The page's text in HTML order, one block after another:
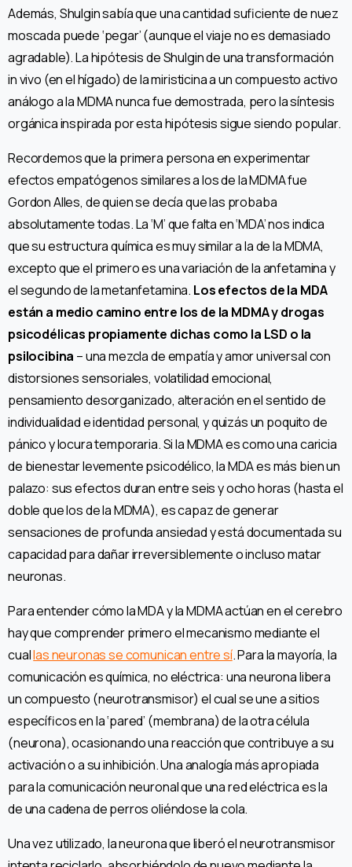
Además, Shulgin sabía que una cantidad suficiente de nuez
moscada puede ‘pegar’ (aunque el viaje no es demasiado
agradable). La hipótesis de Shulgin de una transformación
in vivo (en el hígado) de la miristicina a un compuesto activo
análogo a la MDMA nunca fue demostrada, pero la síntesis
orgánica inspirada por esta hipótesis sigue siendo popular.
Recordemos que la primera persona en experimentar
efectos empatógenos similares a los de la MDMA fue
Gordon Alles, de quien se decía que las probaba
absolutamente todas. La ‘M’ que falta en ‘MDA’ nos indica
que su estructura química es muy similar a la de la MDMA,
excepto que el primero es una variación de la anfetamina y
el segundo de la metanfetamina. Los efectos de la MDA
están a medio camino entre los de la MDMA y drogas
psicodélicas propiamente dichas como la LSD o la
psilocibina – una mezcla de empatía y amor universal con
distorsiones sensoriales, volatilidad emocional,
pensamiento desorganizado, alteración en el sentido de
individualidad e identidad personal, y quizás un poquito de
pánico y locura temporaria. Si la MDMA es como una caricia
de bienestar levemente psicodélico, la MDA es más bien un
palazo: sus efectos duran entre seis y ocho horas (hasta el
doble que los de la MDMA), es capaz de generar
sensaciones de profunda ansiedad y está documentada su
capacidad para dañar irreversiblemente o incluso matar
neuronas.
Para entender cómo la MDA y la MDMA actúan en el cerebro
hay que comprender primero el mecanismo mediante el
cuallas neuronas se comunican entre sí. Para la mayoría, la
comunicación es química, no eléctrica: una neurona libera
un compuesto (neurotransmisor) el cual se une a sitios
específicos en la ‘pared’ (membrana) de la otra célula
(neurona), ocasionando una reacción que contribuye a su
activación o a su inhibición. Una analogía más apropiada
para la comunicación neuronal que una red eléctrica es la
de una cadena de perros oliéndose la cola.
Una vez utilizado, la neurona que liberó el neurotransmisor